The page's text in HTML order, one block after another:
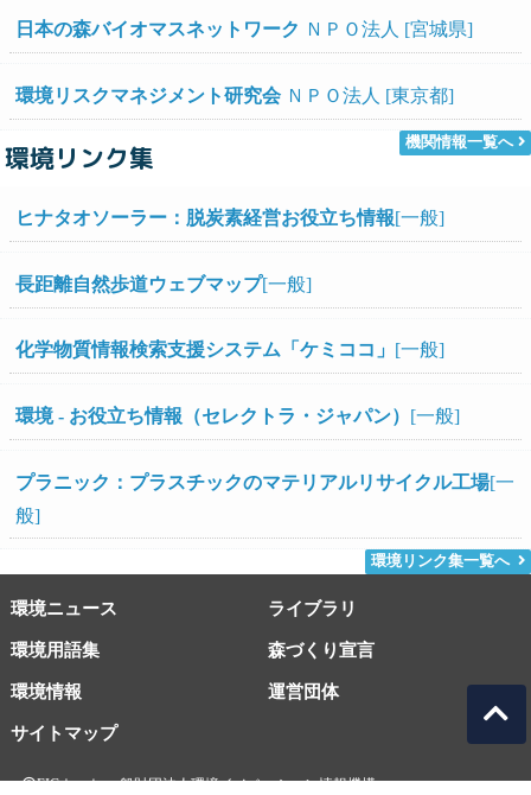
日本の森バイオマスネットワーク ＮＰＯ法人 [宮城県]
環境リスクマネジメント研究会ＮＰＯ法人 [東京都]
機関情報一覧へ
環境リンク集
ヒナタオソーラー：脱炭素経営お役立ち情報[一般]
長距離自然歩道ウェブマップ[一般]
化学物質情報検索支援システム「ケミココ」 [一般]
環境 - お役立ち情報（セレクトラ・ジャパン） [一般]
プラニック：プラスチックのマテリアルリサイクル工場[一
般]
環境リンク集一覧へ
環境ニュース ライブラリ
環境用語集 森づくり宣言
環境情報
サイトマップ
運営団体
EICネット 一般財団法人環境イノベーション情報機構